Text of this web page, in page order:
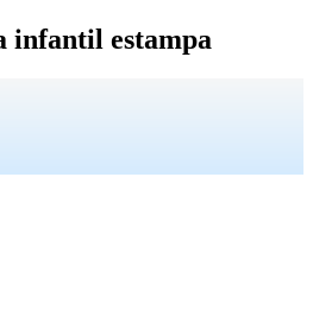
infantil estampa